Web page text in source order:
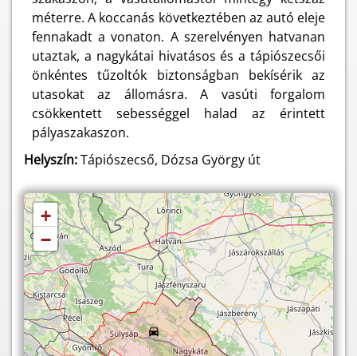
méterre. A koccanás következtében az autó eleje
fennakadt a vonaton. A szerelvényen hatvanan
utaztak, a nagykátai hivatásos és a tápiószecsői
önkéntes tűzoltók biztonságban bekísérik az
utasokat az állomásra. A vasúti forgalom
csökkentett sebességgel halad az érintett
pályaszakaszon.
Helyszín:Tápiószecső, Dózsa György út
+
−